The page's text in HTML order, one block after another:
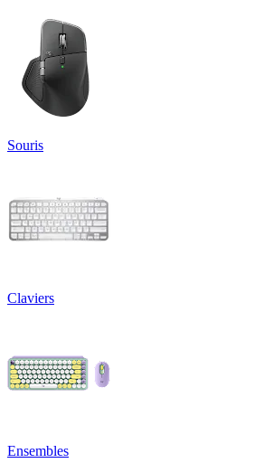
Souris
Claviers
Ensembles